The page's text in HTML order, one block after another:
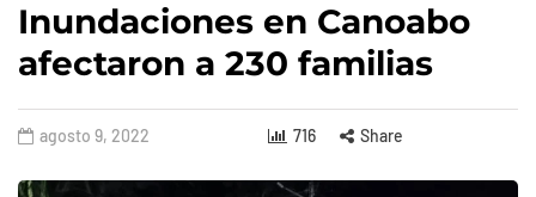
Inundaciones en Canoabo
afectaron a 230 familias
agosto 9, 2022 716 Share